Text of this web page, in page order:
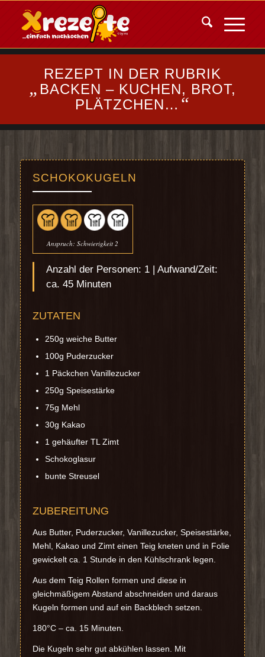
REZEPT IN DER RUBRIK
„ BACKEN – KUCHEN, BROT,
PLÄTZCHEN… “
SCHOKOKUGELN
Anspruch: Schwierigkeit 2
Anzahl der Personen: 1 | Aufwand/Zeit:
ca. 45 Minuten
ZUTATEN
250g weiche Butter
100g Puderzucker
1 Päckchen Vanillezucker
250g Speisestärke
75g Mehl
30g Kakao
1 gehäufter TL Zimt
Schokoglasur
bunte Streusel
ZUBEREITUNG
Aus Butter, Puderzucker, Vanillezucker, Speisestärke,
Mehl, Kakao und Zimt einen Teig kneten und in Folie
gewickelt ca. 1 Stunde in den Kühlschrank legen.
Aus dem Teig Rollen formen und diese in
gleichmäßigem Abstand abschneiden und daraus
Kugeln formen und auf ein Backblech setzen.
180°C – ca. 15 Minuten.
Die Kugeln sehr gut abkühlen lassen. Mit